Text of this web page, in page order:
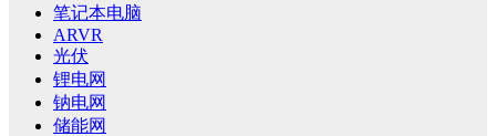
笔记本电脑
ARVR
光伏
锂电网
钠电网
储能网